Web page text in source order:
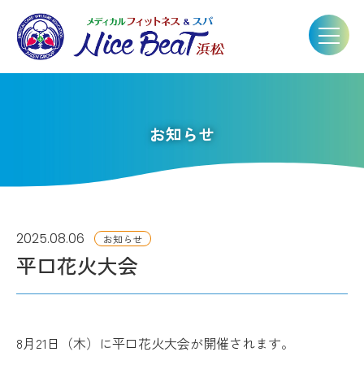
お知らせ
2025.08.06 お知らせ
平口花火大会
8月21日（木）に平口花火大会が開催されます。